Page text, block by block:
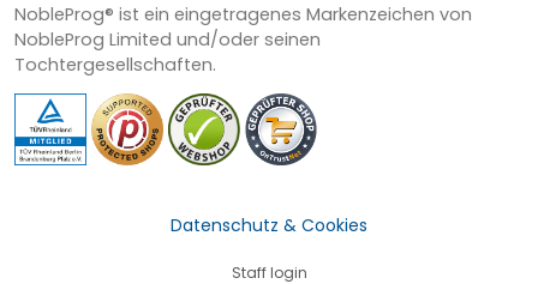
NobleProg® ist ein eingetragenes Markenzeichen von
NobleProg Limited und/oder seinen
Tochtergesellschaften.
Datenschutz & Cookies
Staff login